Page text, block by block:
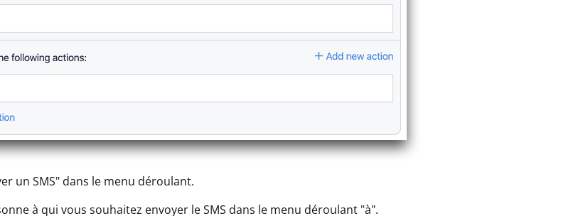
un SMS" dans le menu déroulant.
à qui vous souhaitez envoyer le SMS dans le menu déroulant "à".